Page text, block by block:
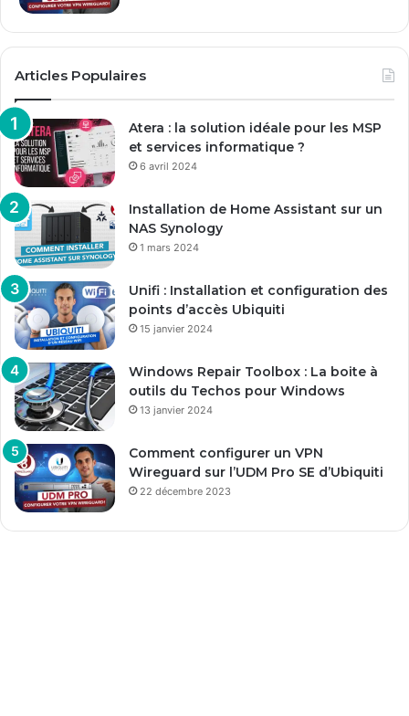
Articles Populaires
Atera : la solution idéale pour les MSP
et services informatique ?
6 avril 2024
Installation de Home Assistant sur un
NAS Synology
1 mars 2024
Unifi : Installation et configuration des
points d’accès Ubiquiti
15 janvier 2024
Windows Repair Toolbox : La boite à
outils du Techos pour Windows
13 janvier 2024
Comment configurer un VPN
Wireguard sur l’UDM Pro SE d’Ubiquiti
22 décembre 2023